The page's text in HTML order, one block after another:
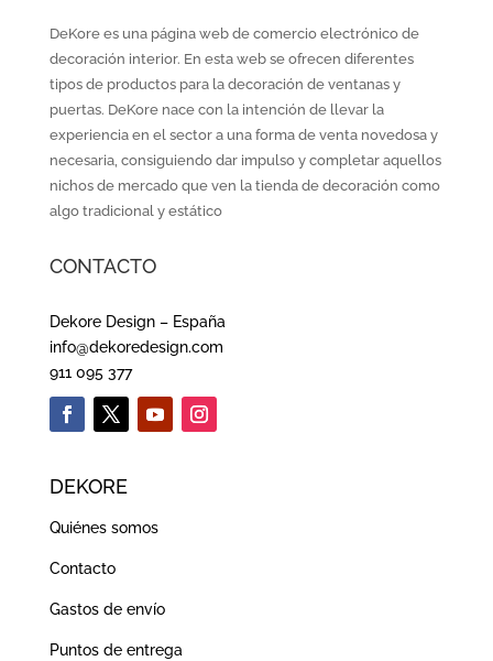
DeKore es una página web de comercio electrónico de
decoración interior. En esta web se ofrecen diferentes
tipos de productos para la decoración de ventanas y
puertas. DeKore nace con la intención de llevar la
experiencia en el sector a una forma de venta novedosa y
necesaria, consiguiendo dar impulso y completar aquellos
nichos de mercado que ven la tienda de decoración como
algo tradicional y estático
CONTACTO
Dekore Design – España
info@dekoredesign.com
911 095 377
DEKORE
Quiénes somos
Contacto
Gastos de envío
Puntos de entrega